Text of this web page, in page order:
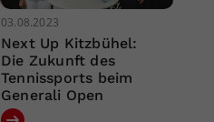
03.08.2023
Next Up Kitzbühel:
Die Zukunft des
Tennissports beim
Generali Open